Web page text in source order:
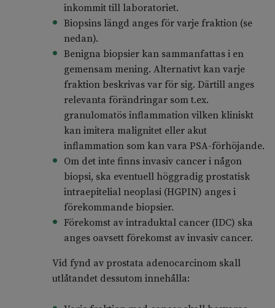
inkommit till laboratoriet.
Biopsins längd anges för varje fraktion (se
nedan).
Benigna biopsier kan sammanfattas i en
gemensam mening. Alternativt kan varje
fraktion beskrivas var för sig. Därtill anges
relevanta förändringar som t.ex.
granulomatös inflammation vilken kliniskt
kan imitera malignitet eller akut
inflammation som kan vara PSA-förhöjande.
Om det inte finns invasiv cancer i någon
biopsi, ska eventuell höggradig prostatisk
intraepitelial neoplasi (HGPIN) anges i
förekommande biopsier.
Förekomst av intraduktal cancer (IDC) ska
anges oavsett förekomst av invasiv cancer.
Vid fynd av prostata adenocarcinom skall
utlåtandet dessutom innehålla: